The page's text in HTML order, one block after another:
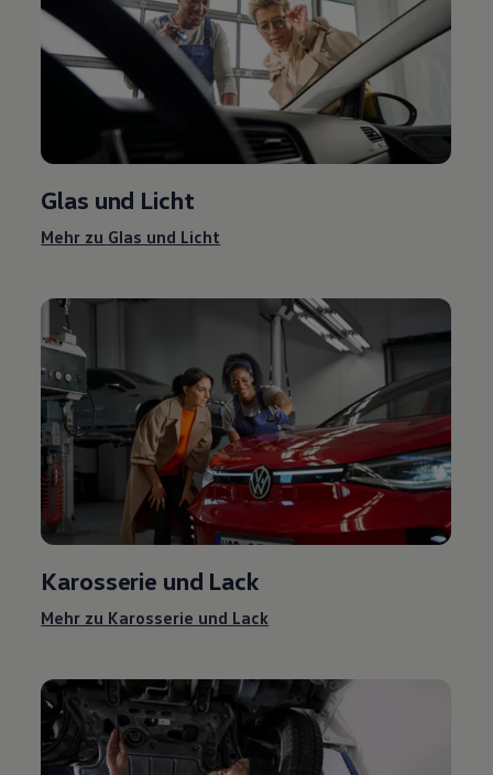
Glas und Licht
Mehr zu Glas und Licht
Karosserie und Lack
Mehr zu Karosserie und Lack